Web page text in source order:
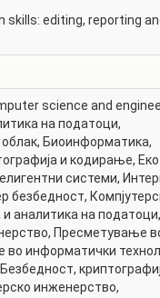
editing, reporting
science and
на податоци,
, Биоинформатика,
и кодирање,
системи,
безбедност,
аналитика на податоци,
, Пресметување
во информатички
Безбедност,
инженерство,